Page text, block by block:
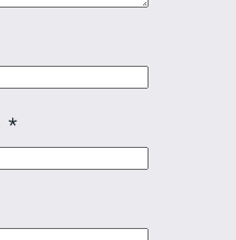
*